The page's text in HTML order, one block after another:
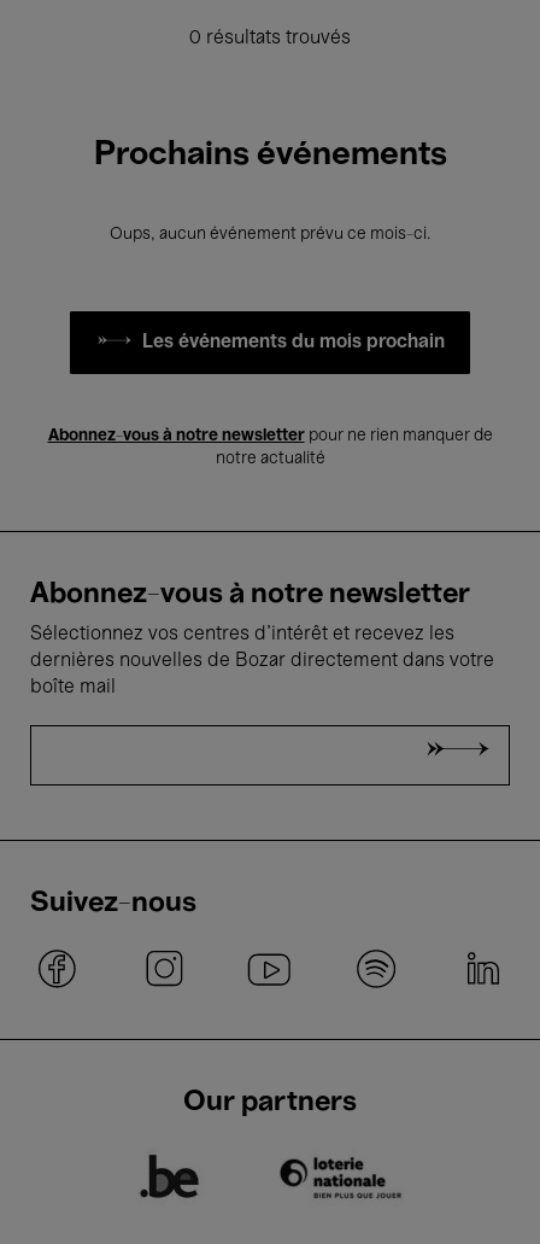
0 résultats trouvés
Prochains événements
Oups, aucun événement prévu ce mois-ci.
Les événements du mois prochain
Abonnez-vous à notre newsletterpour ne rien manquer de
notre actualité
Abonnez-vous à notre newsletter
Sélectionnez vos centres d'intérêt et recevez les
dernières nouvelles de Bozar directement dans votre
boîte mail
Suivez-nous
Our partners